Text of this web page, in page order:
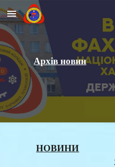
Skip to main content
Архів новин
НОВИНИ